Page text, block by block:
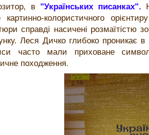
в "Українських писанках".
колористичного
справді насичені розмаїтістю
Леся Дичко глибоко проникає
часто мали приховане
походження.